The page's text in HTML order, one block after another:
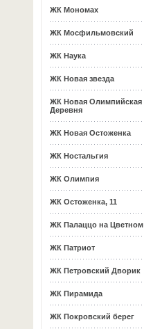
ЖК Мономах
ЖК Мосфильмовский
ЖК Наука
ЖК Новая звезда
ЖК Новая Олимпийская
Деревня
ЖК Новая Остоженка
ЖК Ностальгия
ЖК Олимпия
ЖК Остоженка, 11
ЖК Палаццо на Цветном
ЖК Патриот
ЖК Петровский Дворик
ЖК Пирамида
ЖК Покровский берег